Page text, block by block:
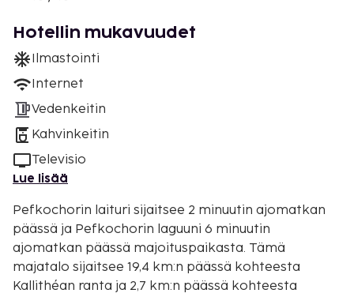
Hotellin mukavuudet
Ilmastointi
Internet
Vedenkeitin
Kahvinkeitin
Televisio
Lue lisää
Pefkochorin laituri sijaitsee 2 minuutin ajomatkan
päässä ja Pefkochorin laguuni 6 minuutin
ajomatkan päässä majoituspaikasta. Tämä
majatalo sijaitsee 19,4 km:n päässä kohteesta
Kallithéan ranta ja 2,7 km:n päässä kohteesta